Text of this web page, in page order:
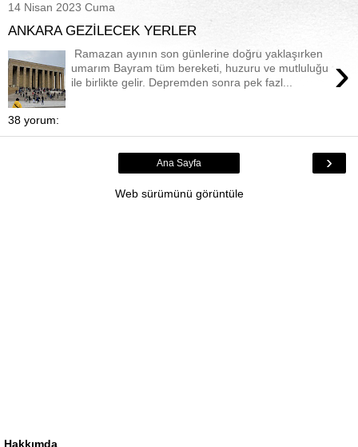
14 Nisan 2023 Cuma
ANKARA GEZİLECEK YERLER
›
Ramazan ayının son günlerine doğru yaklaşırken
umarım Bayram tüm bereketi, huzuru ve mutluluğu
ile birlikte gelir. Depremden sonra pek fazl...
38 yorum:
›
Ana Sayfa
Web sürümünü görüntüle
Hakkımda